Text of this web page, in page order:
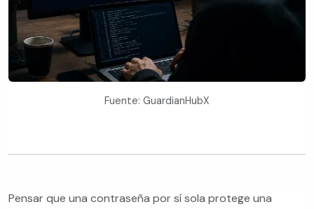
Fuente: GuardianHubX
Pensar que una contraseña por sí sola protege una